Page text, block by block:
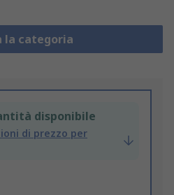
la categoria
disponibile
di prezzo per